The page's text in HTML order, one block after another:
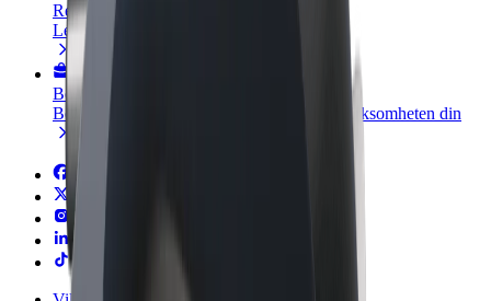
Registrer deg som flåteeier
Legg til flåten din i Bolt og øk inntekten
Bolt for Business
Bolt-produkter og tjenester oppskalert for virksomheten din